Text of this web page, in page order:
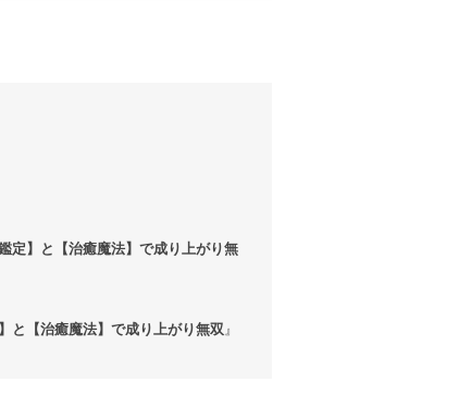
定】と【治癒魔法】で成り上がり無
と【治癒魔法】で成り上がり無双』